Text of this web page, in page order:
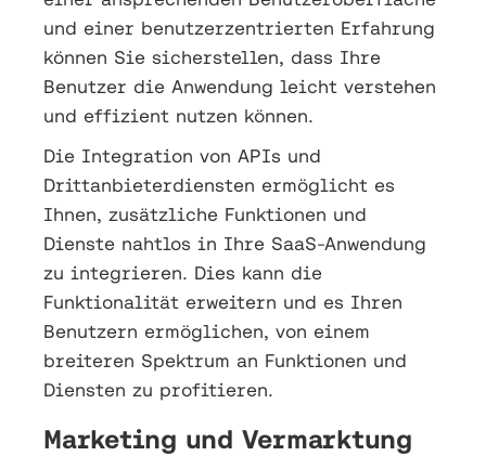
und einer benutzerzentrierten Erfahrung
können Sie sicherstellen, dass Ihre
Benutzer die Anwendung leicht verstehen
und effizient nutzen können.
Die Integration von APIs und
Drittanbieterdiensten ermöglicht es
Ihnen, zusätzliche Funktionen und
Dienste nahtlos in Ihre SaaS-Anwendung
zu integrieren. Dies kann die
Funktionalität erweitern und es Ihren
Benutzern ermöglichen, von einem
breiteren Spektrum an Funktionen und
Diensten zu profitieren.
Marketing und Vermarktung